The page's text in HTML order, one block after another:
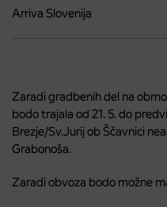
Arriva Slovenija
Zaradi gradbenih del na
bodo trajala od 21. 5. do
Brezje/Sv.Jurij ob Ščavnici
Grabonoša.
Zaradi obvoza bodo možne